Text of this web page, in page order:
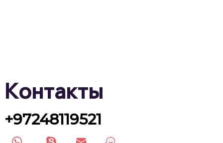
Контакты
+97248119521